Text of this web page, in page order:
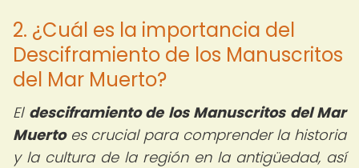
2. ¿Cuál es la importancia del
Desciframiento de los Manuscritos
del Mar Muerto?
El desciframiento de los Manuscritos del Mar
Muertoes crucial para comprender la historia
y la cultura de la región en la antigüedad, así